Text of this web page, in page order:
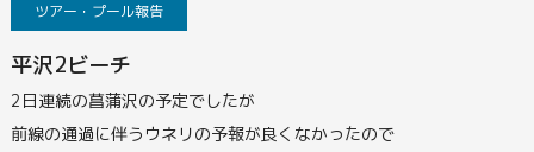
ツアー・プール報告
平沢2ビーチ
2日連続の菖蒲沢の予定でしたが
前線の通過に伴うウネリの予報が良くなかったので